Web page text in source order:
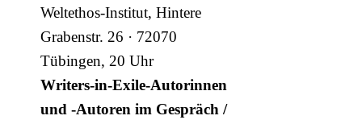
Weltethos-Institut, Hintere
Grabenstr. 26 · 72070
Tübingen, 20 Uhr
Writers-in-Exile-Autorinnen
und -Autoren im Gespräch /